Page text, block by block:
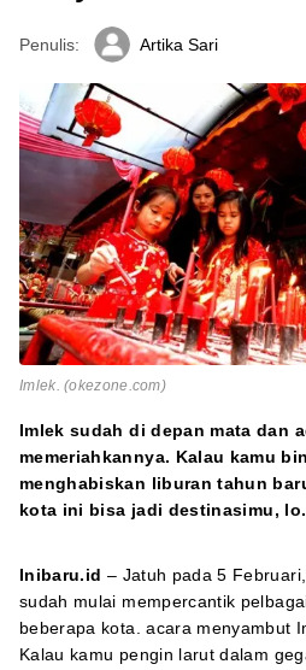
Penulis: Artika Sari
Imlek. (okezone.com)
Imlek sudah di depan mata dan
memeriahkannya. Kalau kamu
menghabiskan liburan tahun
kota ini bisa jadi destinasimu,
Inibaru.id – Jatuh pada 5
sudah mulai mempercantik
beberapa kota. acara menyambut
Kalau kamu pengin larut dalam